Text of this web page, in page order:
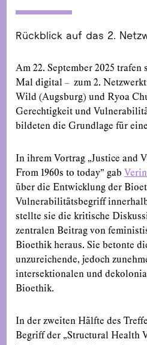
Rückblick auf das 2.
Am 22. September 2025
Mal digital – zum 2.
Wild (Augsburg) und Ryoa
Gerechtigkeit und
bildeten die Grundlage für
In ihrem Vortrag „Justice and
From 1960s to today” gab
über die Entwicklung der
Vulnerabilitätsbegriff
stellte sie die kritische
zentralen Beitrag von
Bioethik heraus. Sie betonte
unzureichende, jedoch
intersektionalen und
Bioethik.
In der zweiten Hälfte des
Begriff der „Structural Health